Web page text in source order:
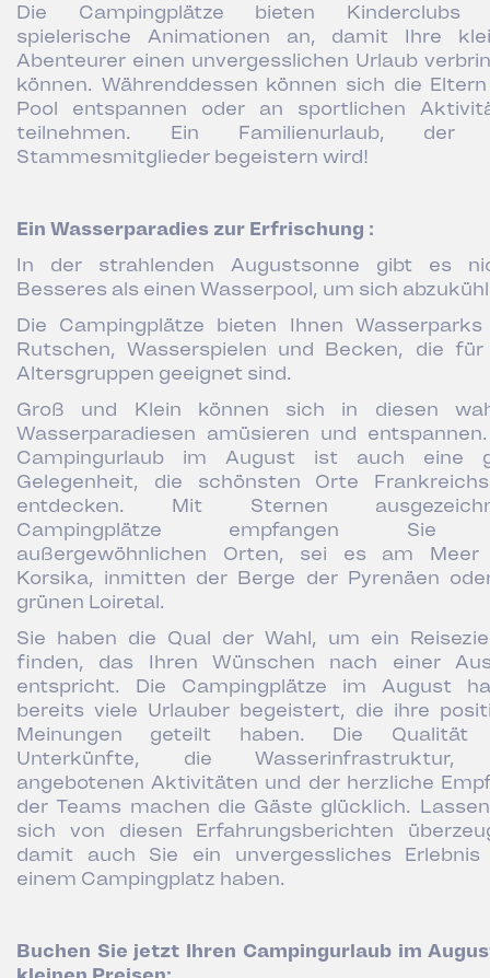
Die Campingplätze bieten Kinderclubs
spielerische Animationen an, damit Ihre
Abenteurer einen unvergesslichen Urlaub
können. Währenddessen können sich die
Pool entspannen oder an sportlichen
teilnehmen. Ein Familienurlaub, der
Stammesmitglieder begeistern wird!
Ein Wasserparadies zur Erfrischung :
In der strahlenden Augustsonne gibt es
Besseres als einen Wasserpool, um sich
Die Campingplätze bieten Ihnen
Rutschen, Wasserspielen und Becken, die für
Altersgruppen geeignet sind.
Groß und Klein können sich in diesen
Wasserparadiesen amüsieren und
Campingurlaub im August ist auch eine
Gelegenheit, die schönsten Orte
entdecken. Mit Sternen
Campingplätze empfangen Sie
außergewöhnlichen Orten, sei es am
Korsika, inmitten der Berge der Pyrenäen
grünen Loiretal.
Sie haben die Qual der Wahl, um ein
finden, das Ihren Wünschen nach einer
entspricht. Die Campingplätze im August
bereits viele Urlauber begeistert, die ihre
Meinungen geteilt haben. Die Qualität
Unterkünfte, die Wasserinfrastruktur,
angebotenen Aktivitäten und der herzliche
der Teams machen die Gäste glücklich.
sich von diesen Erfahrungsberichten
damit auch Sie ein unvergessliches
einem Campingplatz haben.
Buchen Sie jetzt Ihren Campingurlaub im